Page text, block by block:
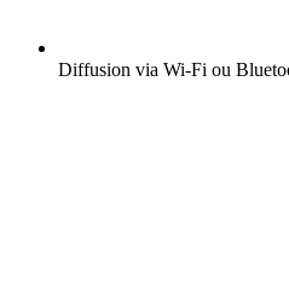
Diffusion via Wi-Fi ou